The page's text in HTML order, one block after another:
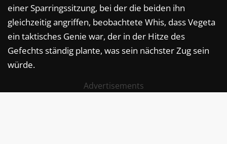
einer Sparringssitzung, bei der die beiden ihn
gleichzeitig angriffen, beobachtete Whis, dass Vegeta
ein taktisches Genie war, der in der Hitze des
Gefechts ständig plante, was sein nächster Zug sein
würde.
Advertisements